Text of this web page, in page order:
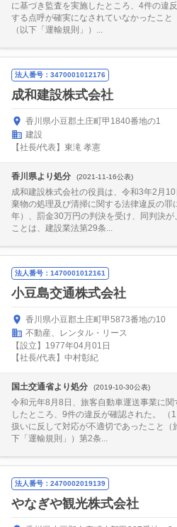
に基づき監査を実施したところ、4件の違
する点呼が確実になされていなかったこと
（以下「運輸規則」）...
法人番号：3470001012176
成和建設株式会社
香川県小豆郡土庄町甲1840番地の1
建設
【社長/代表】東滝 孝憲
香川県より処分 (2021-11-16公表)
成和建設株式会社の役員は、令和3年2月
棄物の処理及び清掃に関する法律違反の
年）、罰金30万円の判決を受け、同判決
ことは、建設業法第29条...
法人番号：1470001012161
小豆島交通株式会社
香川県小豆郡土庄町甲5873番地の10
不動産、レンタル・リース
【設立】1977年04月01日
【社長/代表】中村彰紀
国土交通省より処分 (2019-10-30公表)
令和元年8月8日、旅客自動車運送事業に
したところ、9件の違反が確認された。 （
扱いに反して対応が不適切であったこと（
下「運輸規則」）第2条...
法人番号：2470002019139
やなぎや観光株式会社